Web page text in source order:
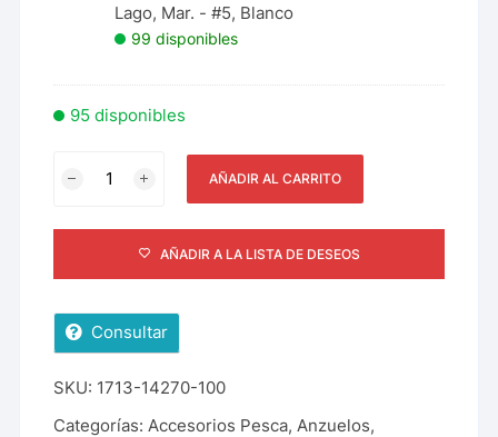
Lago, Mar. - #5, Blanco
99 disponibles
95 disponibles
AÑADIR AL CARRITO
AÑADIR A LA LISTA DE DESEOS
Consultar
SKU: 1713-14270-100
Categorías:Accesorios Pesca,Anzuelos,